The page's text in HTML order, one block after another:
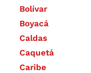
Bolívar
Boyacá
Caldas
Caquetá
Caribe